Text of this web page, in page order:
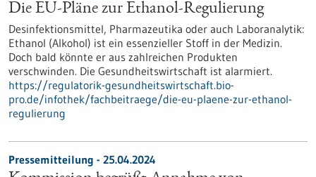
Die EU-Pläne zur Ethanol-Regulierung
Desinfektionsmittel, Pharmazeutika oder auch Laboranalytik:
Ethanol (Alkohol) ist ein essenzieller Stoff in der Medizin.
Doch bald könnte er aus zahlreichen Produkten
verschwinden. Die Gesundheitswirtschaft ist alarmiert.
https://regulatorik-gesundheitswirtschaft.bio-
pro.de/infothek/fachbeitraege/die-eu-plaene-zur-ethanol-
regulierung
Pressemitteilung - 25.04.2024